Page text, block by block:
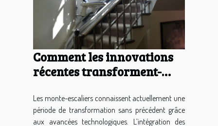
Comment les innovations
récentes transforment-
Les monte-escaliers connaissent actuellement une
période de transformation sans précédent grâce
aux avancées technologiques. L’intégration des